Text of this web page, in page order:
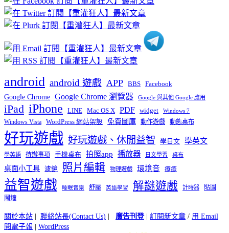
分
類
android android 遊戲 APP BBS Facebook
Google Chrome Google Chrome 瀏覽器 Google 與其他 Google 應用
iPad iPhone LINE Mac OS X PDF widget Windows 7
Windows Vista WordPress 網站架設 免費圖庫 動作遊戲 動態桌布
好玩遊戲 好玩遊戲、休閒益智 學日文 學英文
學英語 待辦事項 手機桌布 拍照app 播放器 日文學習 桌布
桌面小工具 濾鏡 照片編輯 物理遊戲 環境音 療癒
益智遊戲 睡眠音樂 舒壓 英語學習 解謎遊戲 計時器
貼圖
鬧鐘
關於本站 | 聯絡站長(Contact Us) | 廣告刊登| 訂閱新文章 / 用 Email
閱電子報 | WordPress